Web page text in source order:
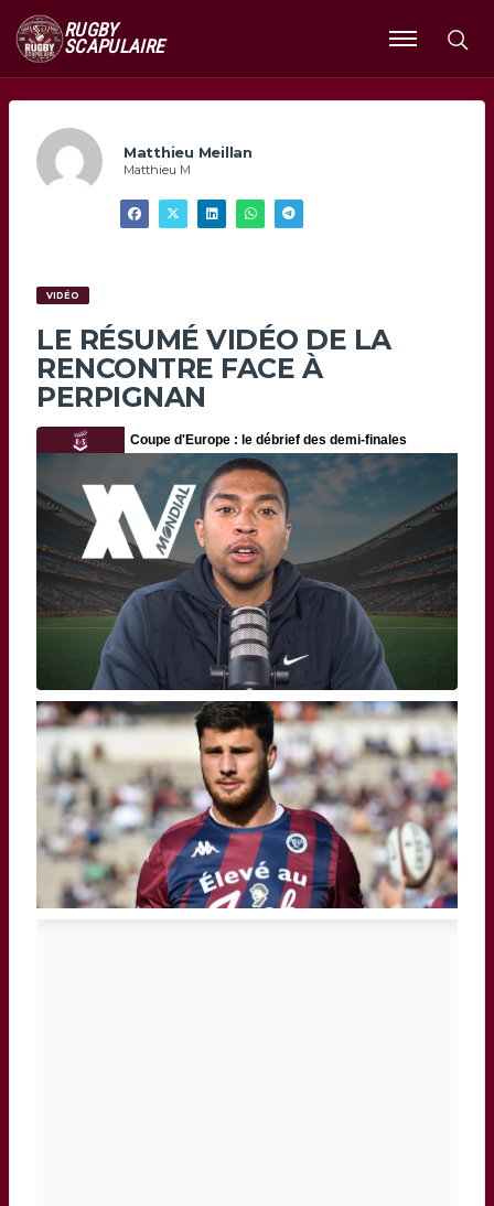
RUGBY
SCAPULAIRE
Ouvrir
le
Matthieu Meillan
Matthieu M
VIDÉO
LE RÉSUMÉ VIDÉO DE LA
RENCONTRE FACE À
PERPIGNAN